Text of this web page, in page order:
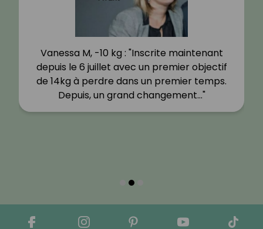
Vanessa M, -10 kg : "Inscrite maintenant
depuis le 6 juillet avec un premier objectif
de 14kg à perdre dans un premier temps.
Depuis, un grand changement…"